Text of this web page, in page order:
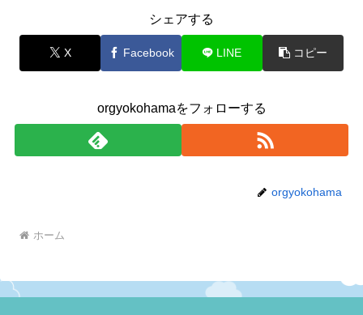
シェアする
X Facebook LINE コピー
orgyokohamaをフォローする
orgyokohama
ホーム